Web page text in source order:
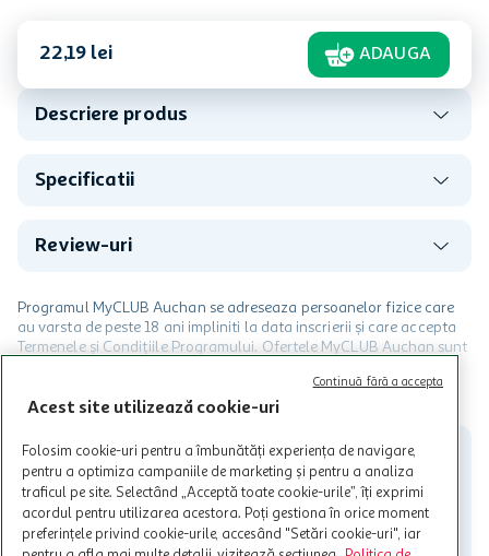
22,19 lei ADAUGA
Descriere produs
Specificatii
Review-uri
Programul MyCLUB Auchan se adreseaza persoanelor fizice care
au varsta de peste 18 ani impliniti la data inscrierii și care accepta
Termenele și Condițiile Programului. Ofertele MyCLUB Auchan sunt
limita a 12 unitati / card client o singura data in perioada promotiei.
Cardul poate fi utilizat doar in legatura cu magazinele Auchan
nu poate fi utilizat in legatura cu alti comercianți sau pentru alte
activitati in afara celor mentionate in Termene si Conditii. Auchan
nu raspunde pentru imposibilitatea utilizarii Cardului in perioada in
care aceste este suspendat sau in perioada in care sunt efectuate
intretineri sau reparatii tehnice la sistemul de utilizarea al Cardului.
CITESTE MAI MULT
Acest site utilizează cookie-uri
Folosim cookie-uri pentru a îmbunătăți experiența de navigare,
pentru a optimiza campaniile de marketing și pentru a analiza
traficul pe site. Selectând „Acceptă toate cookie-urile”, îți exprimi
acordul pentru utilizarea acestora. Poți gestiona în orice moment
preferințele privind cookie-urile, accesând "Setări cookie-uri", iar
Continuă fără a accepta